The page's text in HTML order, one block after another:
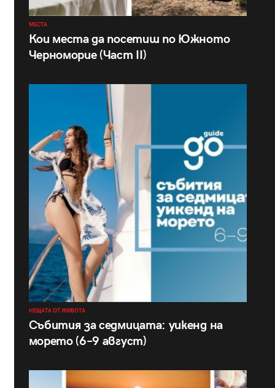
МЕСТА
Кои места да посетиш по Южното
Черноморие (Част II)
НЕЩАТА ОТ ЖИВОТА
Събития за седмицата: уикенд на
морето (6–9 август)